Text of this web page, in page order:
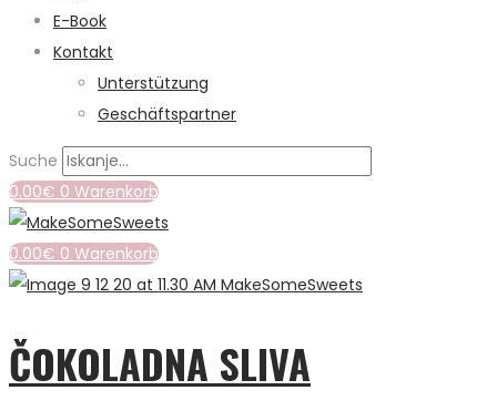
E-Book
Kontakt
Unterstützung
Geschäftspartner
Suche
0.00€ 0 Warenkorb
0.00€ 0 Warenkorb
ČOKOLADNA SLIVA